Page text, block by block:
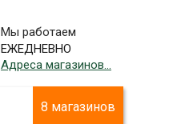
Мы работаем
ЕЖЕДНЕВНО
Адреса магазинов...
8 магазинов